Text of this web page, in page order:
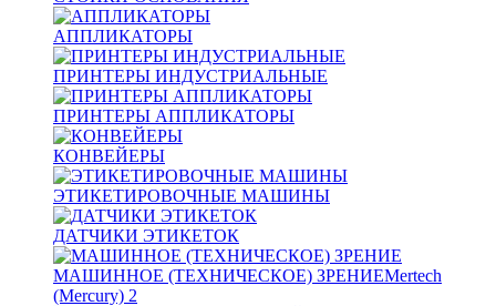
АППЛИКАТОРЫ
ПРИНТЕРЫ ИНДУСТРИАЛЬНЫЕ
ПРИНТЕРЫ АППЛИКАТОРЫ
КОНВЕЙЕРЫ
ЭТИКЕТИРОВОЧНЫЕ МАШИНЫ
ДАТЧИКИ ЭТИКЕТОК
МАШИННОЕ (ТЕХНИЧЕСКОЕ) ЗРЕНИЕMertech
(Mercury) 2